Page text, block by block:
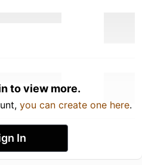
to view more.
you can create one here.
In